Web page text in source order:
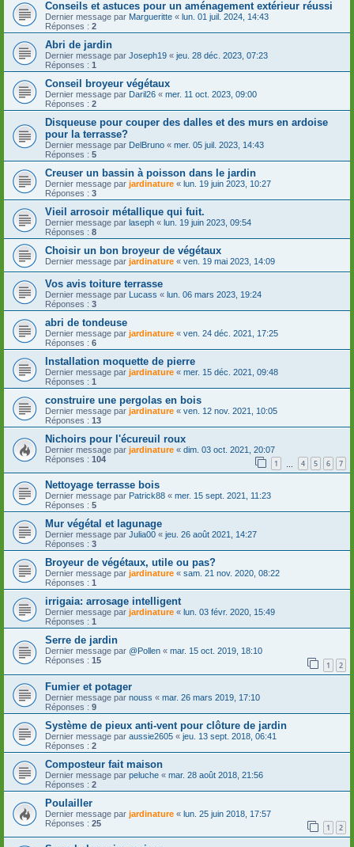
Conseils et astuces pour un aménagement extérieur réussi
Dernier message par Margueritte « lun. 01 juil. 2024, 14:43
Réponses : 2
Abri de jardin
Dernier message par Joseph19 « jeu. 28 déc. 2023, 07:23
Réponses : 1
Conseil broyeur végétaux
Dernier message par Daril26 « mer. 11 oct. 2023, 09:00
Réponses : 2
Disqueuse pour couper des dalles et des murs en ardoise
pour la terrasse?
Dernier message par DelBruno « mer. 05 juil. 2023, 14:43
Réponses : 5
Creuser un bassin à poisson dans le jardin
Dernier message par jardinature « lun. 19 juin 2023, 10:27
Réponses : 3
Vieil arrosoir métallique qui fuit.
Dernier message par laseph « lun. 19 juin 2023, 09:54
Réponses : 8
Choisir un bon broyeur de végétaux
Dernier message par jardinature « ven. 19 mai 2023, 14:09
Vos avis toiture terrasse
Dernier message par Lucass « lun. 06 mars 2023, 19:24
Réponses : 3
abri de tondeuse
Dernier message par jardinature « ven. 24 déc. 2021, 17:25
Réponses : 6
Installation moquette de pierre
Dernier message par jardinature « mer. 15 déc. 2021, 09:48
Réponses : 1
construire une pergolas en bois
Dernier message par jardinature « ven. 12 nov. 2021, 10:05
Réponses : 13
Nichoirs pour l'écureuil roux
Dernier message par jardinature « dim. 03 oct. 2021, 20:07
Réponses : 104 1 4 5 6 7
Nettoyage terrasse bois
Dernier message par Patrick88 « mer. 15 sept. 2021, 11:23
Réponses : 5
Mur végétal et lagunage
Dernier message par Julia00 « jeu. 26 août 2021, 14:27
Réponses : 3
Broyeur de végétaux, utile ou pas?
Dernier message par jardinature « sam. 21 nov. 2020, 08:22
Réponses : 1
irrigaia: arrosage intelligent
Dernier message par jardinature « lun. 03 févr. 2020, 15:49
Réponses : 1
Serre de jardin
Dernier message par @Pollen « mar. 15 oct. 2019, 18:10
Réponses : 15 1 2
Fumier et potager
Dernier message par nouss « mar. 26 mars 2019, 17:10
Réponses : 9
Système de pieux anti-vent pour clôture de jardin
Dernier message par aussie2605 « jeu. 13 sept. 2018, 06:41
Réponses : 2
Composteur fait maison
Dernier message par peluche « mar. 28 août 2018, 21:56
Réponses : 2
Poulailler
Dernier message par jardinature « lun. 25 juin 2018, 17:57
Réponses : 25 1 2